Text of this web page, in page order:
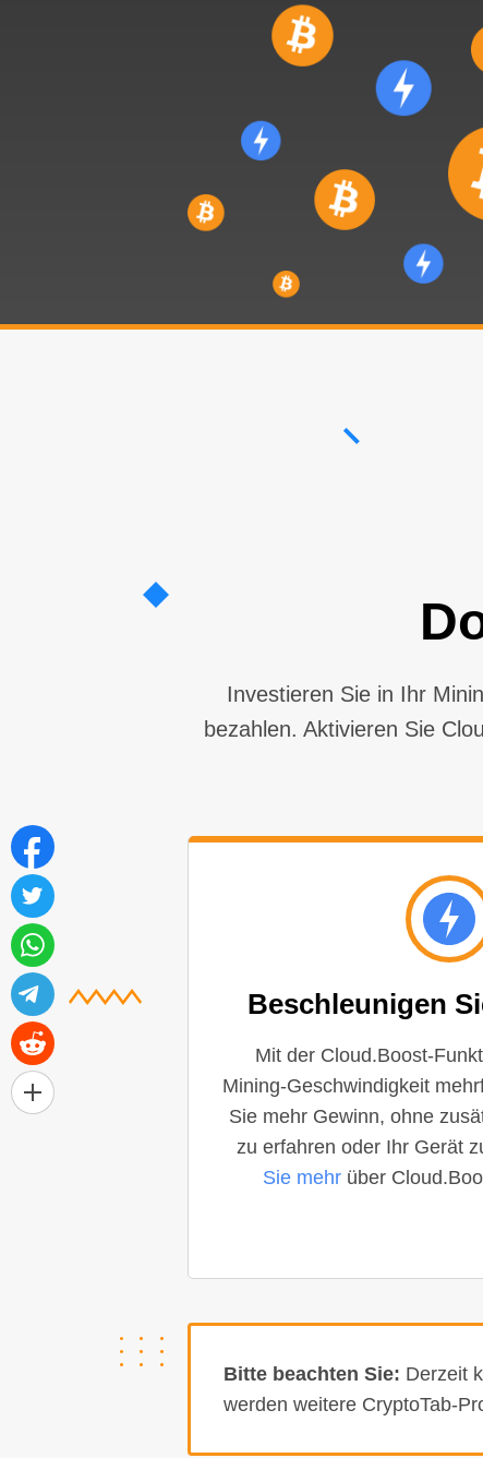
Investieren Sie in Ihr
bezahlen. Aktivieren Sie
Beschleunigen
Mit der Cloud.Boost-
Mining-Geschwindigkeit
Sie mehr Gewinn, ohne
zu erfahren oder Ihr Gerät
Sie mehr über
Bitte beachten Sie: Derzeit
werden weitere CryptoTab-